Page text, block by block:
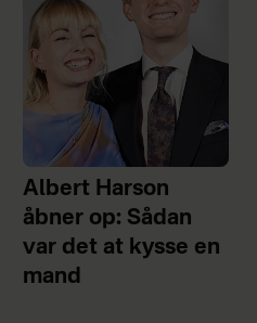
Albert Harson
åbner op: Sådan
var det at kysse en
mand